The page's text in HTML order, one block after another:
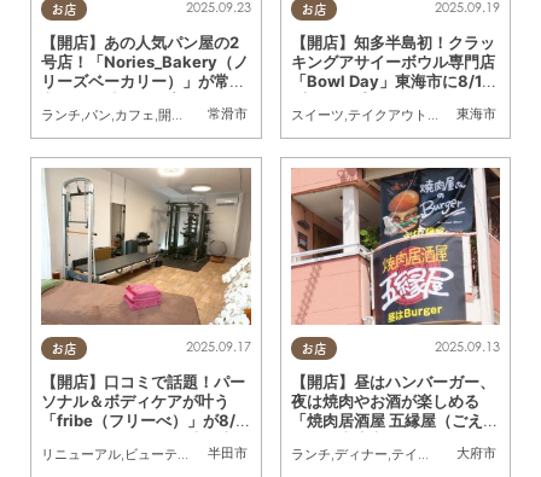
お店
常滑市
2025.09.23
【開店】あの人気パン屋の2
号店！「Nories_Bakery（ノ
リーズベーカリー）」が常滑
ランチ,パン,カフェ,開店 おひとりさま
お店
東海市
2025.09.19
【開店】知多半島初！クラッ
キングアサイーボウル専門店
「Bowl Day」東海市に8/16
スイーツ,テイクアウト ,開店,健康,専門店
お店
半田市
2025.09.17
【開店】口コミで話題！パー
ソナル＆ボディケアが叶う
「fribe（フリーべ）」が8/2
へ／ちたまる広告
リニューアル, ビューティー 専門店 まちネタ ,ちたまる広告
お店
大府市
2025.09.13
【開店】昼はハンバーガー、
夜は焼肉やお酒が楽しめる
「焼肉居酒屋 五縁屋（ごえん
プン
ランチ,ディナー,テイクアウト ,開店